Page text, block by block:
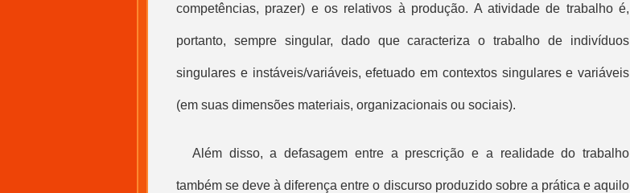
competências, prazer) e os relativos à produção. A atividade de trabalho é,
portanto, sempre singular, dado que caracteriza o trabalho de indivíduos
singulares e instáveis/variáveis, efetuado em contextos singulares e variáveis
(em suas dimensões materiais, organizacionais ou sociais).
Além disso, a defasagem entre a prescrição e a realidade do trabalho
também se deve à diferença entre o discurso produzido sobre a prática e aquilo